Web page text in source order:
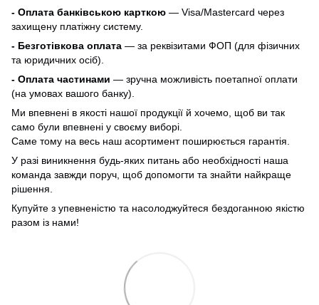
- Оплата банківською карткою — Visa/Mastercard через
захищену платіжну систему.
- Безготівкова оплата — за реквізитами ФОП (для фізичних
та юридичних осіб).
- Оплата частинами — зручна можливість поетапної оплати
(на умовах вашого банку).
Ми впевнені в якості нашої продукції й хочемо, щоб ви так
само були впевнені у своєму виборі.
Саме тому на весь наш асортимент поширюється гарантія.
У разі виникнення будь-яких питань або необхідності наша
команда завжди поруч, щоб допомогти та знайти найкраще
рішення.
Купуйте з упевненістю та насолоджуйтеся бездоганною якістю
разом із нами!